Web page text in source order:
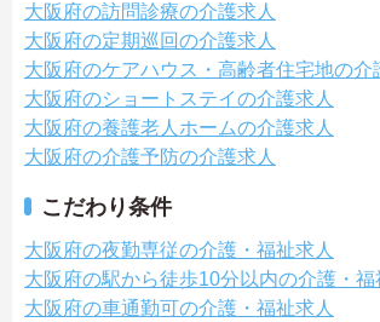
大阪府の訪問診療の介護求人
大阪府の定期巡回の介護求人
大阪府のケアハウス・高齢者住宅地の介
大阪府のショートステイの介護求人
大阪府の養護老人ホームの介護求人
大阪府の介護予防の介護求人
こだわり条件
大阪府の夜勤専従の介護・福祉求人
大阪府の駅から徒歩10分以内の介護・福
大阪府の車通勤可の介護・福祉求人